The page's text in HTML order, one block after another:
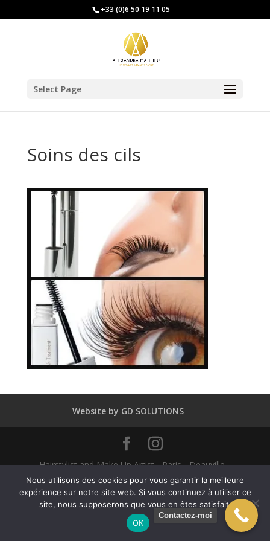
+33 (0)6 50 19 11 05
Select Page
Soins des cils
Website by GD SOLUTIONS
Hairstylist and Make Up Artist - Paris - Deauville -
Dubaï - New York - Alexandra Mathieu 2025
Contactez-moi
English Français(French)
Nous utilisons des cookies pour vous garantir la meilleure
expérience sur notre site web. Si vous continuez à utiliser ce
site, nous supposerons que vous en êtes satisfait.
OK